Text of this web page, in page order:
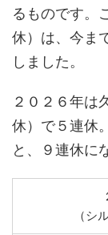
るものです。
休）は、今ま
しました。
２０２６年は
休）で５連休
と、９連休に
（シ